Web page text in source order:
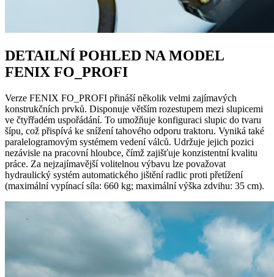
DETAILNÍ POHLED NA MODEL
FENIX FO_PROFI
Verze FENIX FO_PROFI přináší několik velmi zajímavých
konstrukčních prvků. Disponuje větším rozestupem mezi slupicemi
ve čtyřřadém uspořádání. To umožňuje konfiguraci slupic do tvaru
šípu, což přispívá ke snížení tahového odporu traktoru. Vyniká také
paralelogramovým systémem vedení válců. Udržuje jejich pozici
nezávisle na pracovní hloubce, čímž zajišťuje konzistentní kvalitu
práce. Za nejzajímavější volitelnou výbavu lze považovat
hydraulický systém automatického jištění radlic proti přetížení
(maximální vypínací síla: 660 kg; maximální výška zdvihu: 35 cm).